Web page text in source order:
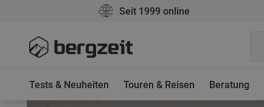
Seit 1999 online
Tests & Neuheiten Touren & Reisen Beratung